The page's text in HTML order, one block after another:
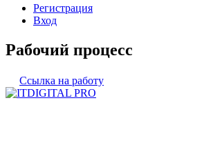
Регистрация
Вход
Рабочий процесс
Ссылка на работу